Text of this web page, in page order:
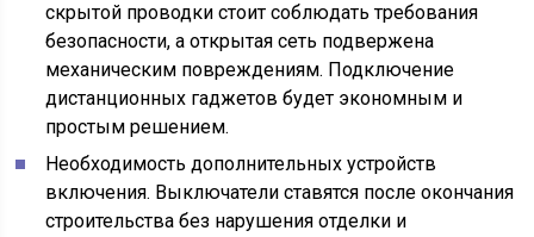
скрытой проводки стоит соблюдать требования
безопасности, а открытая сеть подвержена
механическим повреждениям. Подключение
дистанционных гаджетов будет экономным и
простым решением.
Необходимость дополнительных устройств
включения. Выключатели ставятся после окончания
строительства без нарушения отделки и